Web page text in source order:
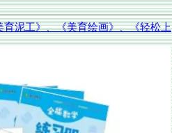
泥工》、《美育绘画》、《轻松上